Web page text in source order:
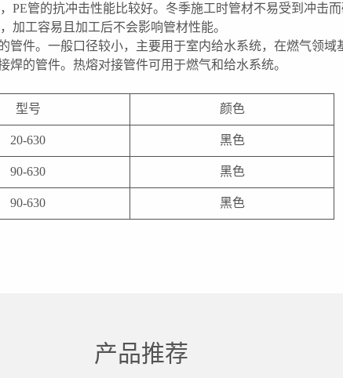
PE管的抗冲击性能比较好。冬季施工时管材不易受到冲击
加工容易且加工后不会影响管材性能。
件。一般口径较小，主要用于室内给水系统，在燃气领域
的管件。热熔对接管件可用于燃气和给水系统。
型号 颜色
20-630 黑色
90-630 黑色
90-630 黑色
产品推荐